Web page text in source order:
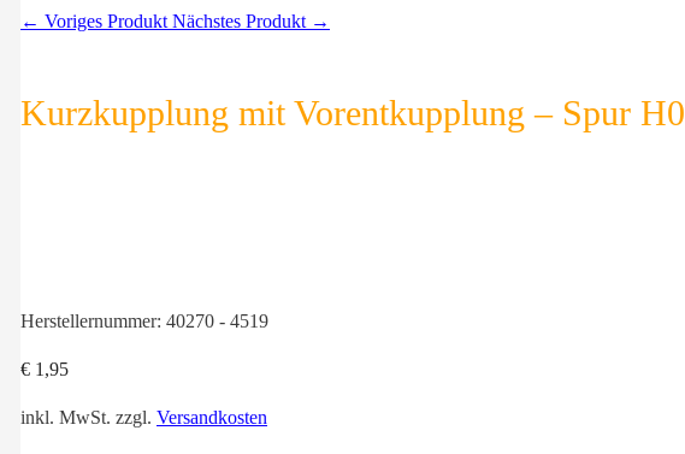
← Voriges Produkt Nächstes Produkt →
Kurzkupplung mit Vorentkupplung – Spur H0
Herstellernummer: 40270 - 4519
€ 1,95
inkl. MwSt. zzgl. Versandkosten